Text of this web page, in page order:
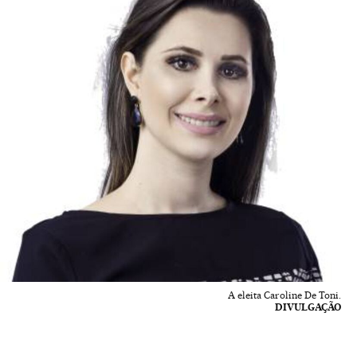
A eleita Caroline De Toni.
DIVULGAÇÃO